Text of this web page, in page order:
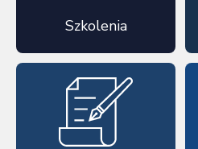
Szkolenia